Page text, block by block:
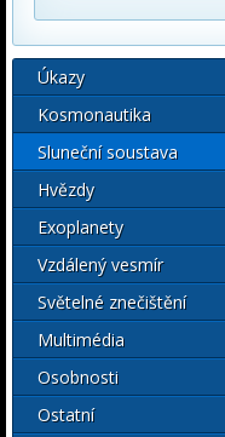
Úkazy
Kosmonautika
Sluneční soustava
Hvězdy
Exoplanety
Vzdálený vesmír
Světelné znečištění
Multimédia
Osobnosti
Ostatní